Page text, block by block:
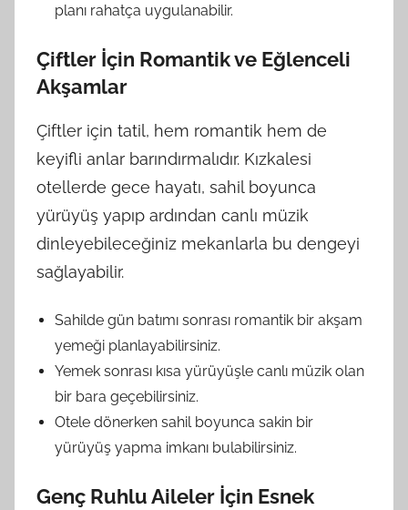
planı rahatça uygulanabilir.
Çiftler İçin Romantik ve Eğlenceli
Akşamlar
Çiftler için tatil, hem romantik hem de
keyifli anlar barındırmalıdır. Kızkalesi
otellerde gece hayatı, sahil boyunca
yürüyüş yapıp ardından canlı müzik
dinleyebileceğiniz mekanlarla bu dengeyi
sağlayabilir.
Sahilde gün batımı sonrası romantik bir akşam
yemeği planlayabilirsiniz.
Yemek sonrası kısa yürüyüşle canlı müzik olan
bir bara geçebilirsiniz.
Otele dönerken sahil boyunca sakin bir
yürüyüş yapma imkanı bulabilirsiniz.
Genç Ruhlu Aileler İçin Esnek